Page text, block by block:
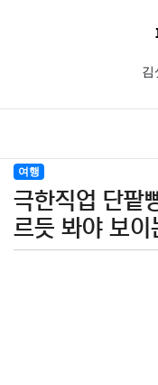
김
여행
극한직업 단팥
르듯 봐야 보